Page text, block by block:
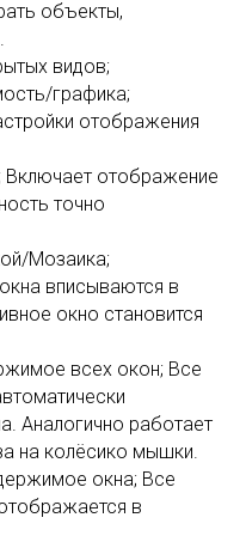
объекты,
видов;
графика;
отображения
Включает отображение
точно
Мозаика;
вписываются в
окно становится
всех окон; Все
Аналогично работает
на колёсико мышки.
окна; Все
в